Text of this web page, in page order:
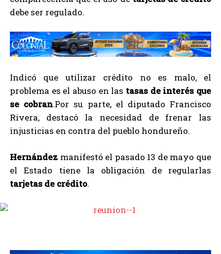
debe ser regulado.
Indicó que utilizar crédito no es malo, el
problema es el abuso en las tasas de interés que
se cobran.Por su parte, el diputado Francisco
Rivera, destacó la necesidad de frenar las
injusticias en contra del pueblo hondureño.
Hernández manifestó el pasado 13 de mayo que
el Estado tiene la obligación de regularlas
tarjetas de crédito.